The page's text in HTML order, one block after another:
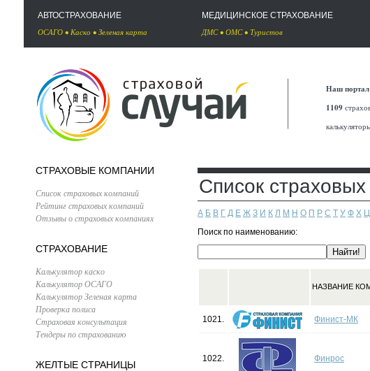
АВТОСТРАХОВАНИЕ
ОСАГО • Каско • Зеленая карта
МЕДИЦИНСКОЕ СТРАХОВАНИЕ
ДМС• ОМС• Туристов
Наш портал
1109
СТРАХОВЫЕ КОМПАНИИ
Список страховых компаний
Рейтинг страховых компаний
Отзывы о страховых компаниях
СТРАХОВАНИЕ
Калькулятор каско
Калькулятор ОСАГО
Калькулятор Зеленая карта
Проверка полиса
Страховая консультация
Тендеры по страхованию
ЖЕЛТЫЕ СТРАНИЦЫ
Список
А Б В Г Д Е Ж З И К Л М Н О П Р С Т У Ф Х Ц
Поиск по наименованию:
НАЗВАНИЕ
1021. Финист-МК
1022. Финрос